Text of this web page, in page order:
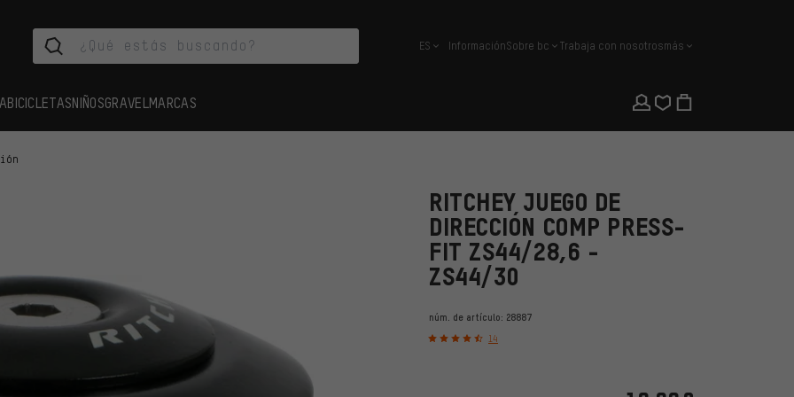
español
ES InformaciónSobre bc Trabaja con nosotrosmás
BICICLETASNIÑOSGRAVEL MARCAS
RITCHEY JUEGO DE
DIRECCIÓN COMP PRESS-
FIT ZS44/28,6 -
ZS44/30
núm. de artículo: 28887
14